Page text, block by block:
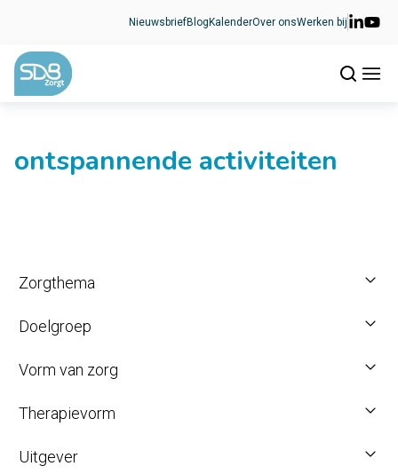
NieuwsbriefBlog KalenderOver onsWerken bij
ontspannende activiteiten
Zorgthema
Doelgroep
Vorm van zorg
Therapievorm
Uitgever